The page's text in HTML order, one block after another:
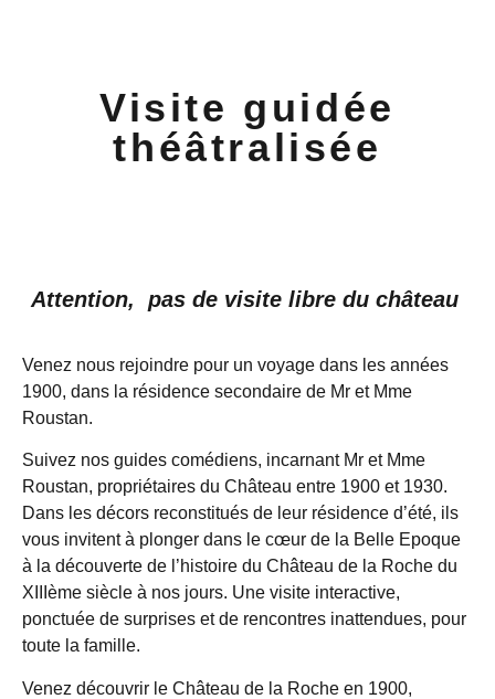
Visite guidée
théâtralisée
Attention, pas de visite libre du château
Venez nous rejoindre pour un voyage dans les années
1900, dans la résidence secondaire de Mr et Mme
Roustan.
Suivez nos guides comédiens, incarnant Mr et Mme
Roustan, propriétaires du Château entre 1900 et 1930.
Dans les décors reconstitués de leur résidence d’été, ils
vous invitent à plonger dans le cœur de la Belle Epoque
à la découverte de l’histoire du Château de la Roche du
XIIIème siècle à nos jours. Une visite interactive,
ponctuée de surprises et de rencontres inattendues, pour
toute la famille.
Venez découvrir le Château de la Roche en 1900,